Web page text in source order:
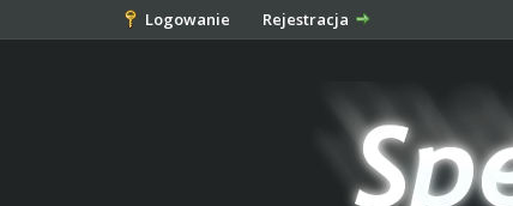
Logowanie Rejestracja